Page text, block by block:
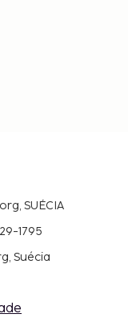
SUÉCIA
1795
Suécia